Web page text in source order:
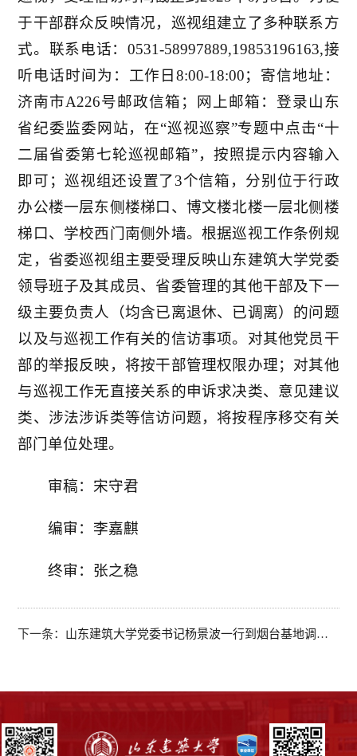
于干部群众反映情况，巡视组建立了多种联系方
式。联系电话：0531-58997889,19853196163,接
听电话时间为：工作日8:00-18:00；寄信地址：
济南市A226号邮政信箱；网上邮箱：登录山东
省纪委监委网站，在“巡视巡察”专题中点击“十
二届省委第七轮巡视邮箱”，按照提示内容输入
即可；巡视组还设置了3个信箱，分别位于行政
办公楼一层东侧楼梯口、博文楼北楼一层北侧楼
梯口、学校西门南侧外墙。根据巡视工作条例规
定，省委巡视组主要受理反映山东建筑大学党委
领导班子及其成员、省委管理的其他干部及下一
级主要负责人（均含已离退休、已调离）的问题
以及与巡视工作有关的信访事项。对其他党员干
部的举报反映，将按干部管理权限办理；对其他
与巡视工作无直接关系的申诉求决类、意见建议
类、涉法涉诉类等信访问题，将按程序移交有关
部门单位处理。
审稿：宋守君
编审：李嘉麒
终审：张之稳
下一条： 山东建筑大学党委书记杨景波一行到烟台基地调研指导